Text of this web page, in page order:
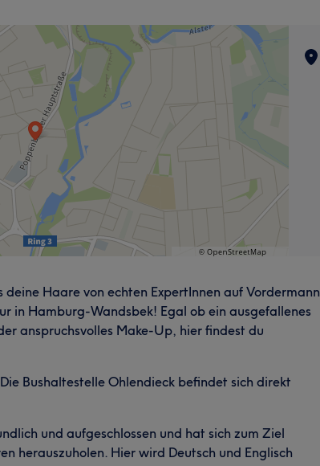
deine Haare von echten ExpertInnen auf Vordermann
in Hamburg-Wandsbek! Egal ob ein ausgefallenes
anspruchsvolles Make-Up, hier findest du
Bushaltestelle Ohlendieck befindet sich direkt
und aufgeschlossen und hat sich zum Ziel
herauszuholen. Hier wird Deutsch und Englisch